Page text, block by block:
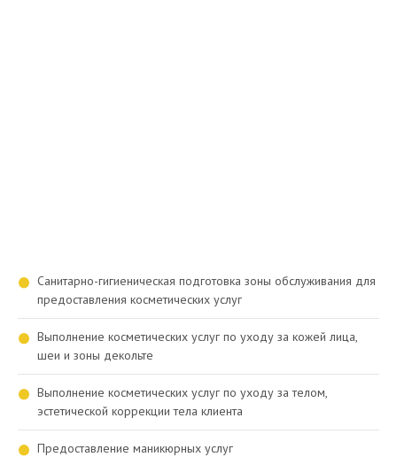
Санитарно-гигиеническая подготовка зоны обслуживания для
предоставления косметических услуг
Выполнение косметических услуг по уходу за кожей лица,
шеи и зоны декольте
Выполнение косметических услуг по уходу за телом,
эстетической коррекции тела клиента
Предоставление маникюрных услуг